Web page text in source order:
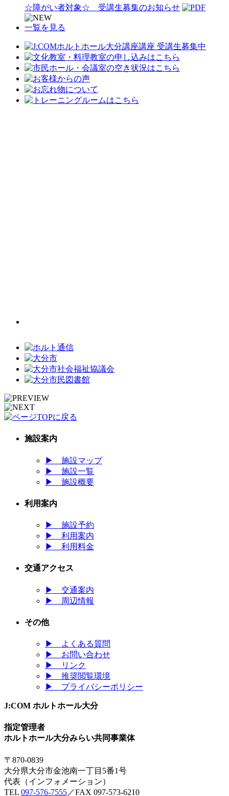
☆障がい者対象☆ 受講生募集のお知らせ
一覧を見る
施設案内
▶ 施設マップ
▶ 施設一覧
▶ 施設概要
利用案内
▶ 施設予約
▶ 利用案内
▶ 利用料金
交通アクセス
▶ 交通案内
▶
周辺情報
その他
▶
よくある質問
▶ お問い合わせ
▶
リンク
▶ 推奨閲覧環境
▶ プライバシーポリシー
J:COM ホルトホール大分
指定管理者
ホルトホール大分みらい共同事業体
〒870-0839
大分県大分市金池南一丁目5番1号
代表（インフォメーション）
TEL 097-576-7555／FAX 097-573-6210